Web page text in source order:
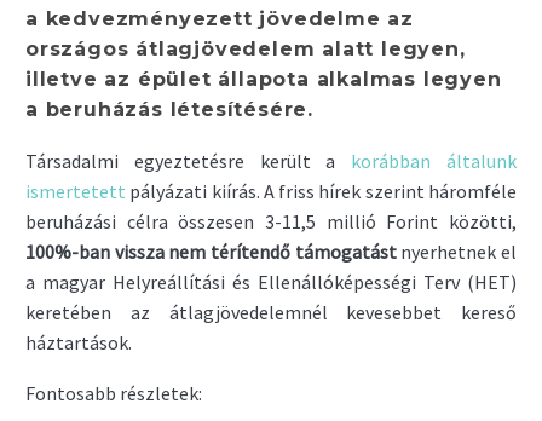
a kedvezményezett jövedelme az
országos átlagjövedelem alatt legyen,
illetve az épület állapota alkalmas legyen
a beruházás létesítésére.
Társadalmi egyeztetésre került a korábban általunk
ismertetett pályázati kiírás. A friss hírek szerint háromféle
beruházási célra összesen 3-11,5 millió Forint közötti,
100%-ban vissza nem térítendő támogatástnyerhetnek el
a magyar Helyreállítási és Ellenállóképességi Terv (HET)
keretében az átlagjövedelemnél kevesebbet kereső
háztartások.
Fontosabb részletek: